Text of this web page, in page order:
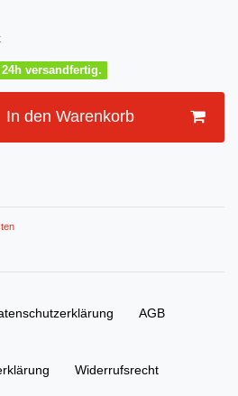
versandfertig.
In den Warenkorb
AGB
Widerrufs­recht